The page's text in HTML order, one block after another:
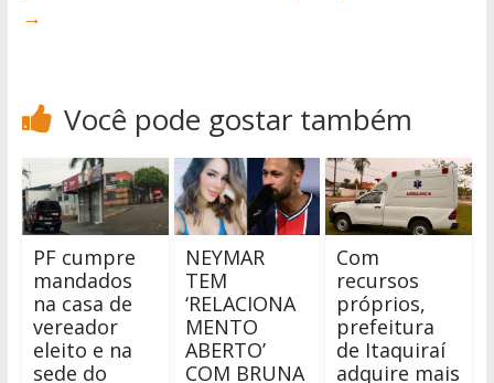
→
Você pode gostar também
PF cumpre
mandados
na casa de
vereador
eleito e na
sede do
NEYMAR
TEM
‘RELACIONA
MENTO
ABERTO’
COM BRUNA
Com
recursos
próprios,
prefeitura
de Itaquiraí
adquire mais